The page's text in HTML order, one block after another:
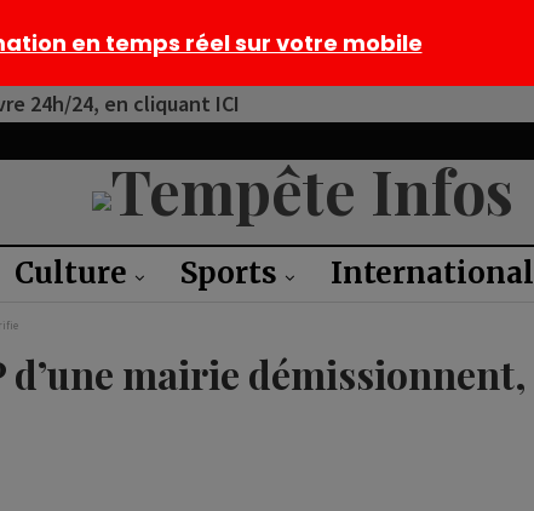
24h/24, en cliquant ICI
Culture Sports International
d’une mairie démissionnent,
en temps réel sur votre mobile